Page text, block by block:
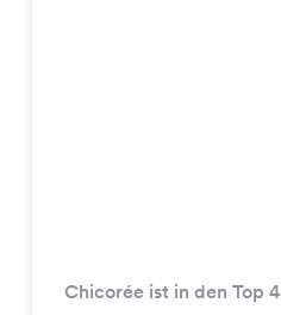
Chicorée ist in den Top 4